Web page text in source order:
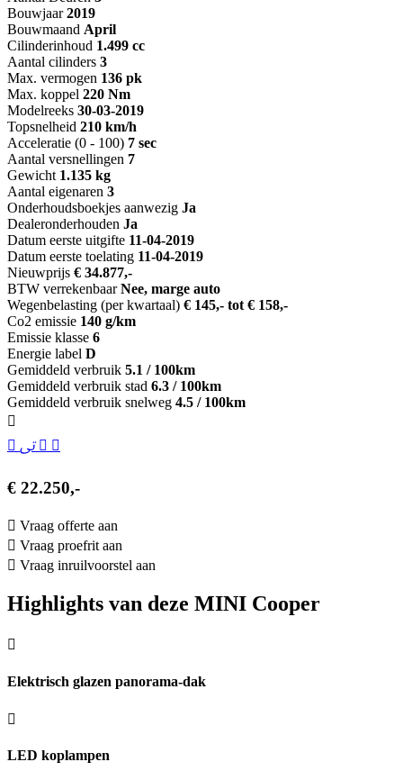
Bouwjaar 2019
Bouwmaand April
Cilinderinhoud 1.499 cc
Aantal cilinders 3
Max. vermogen 136 pk
Max. koppel 220 Nm
Modelreeks 30-03-2019
Topsnelheid 210 km/h
Acceleratie (0 - 100) 7 sec
Aantal versnellingen 7
Gewicht 1.135 kg
Aantal eigenaren 3
Onderhoudsboekjes aanwezig Ja
Dealeronderhouden Ja
Datum eerste uitgifte 11-04-2019
Datum eerste toelating 11-04-2019
Nieuwprijs € 34.877,-
BTW verrekenbaar Nee, marge auto
Wegenbelasting (per kwartaal) € 145,- tot € 158,-
Co2 emissie 140 g/km
Emissie klasse 6
Energie label D
Gemiddeld verbruik 5.1 / 100km
Gemiddeld verbruik stad 6.3 / 100km
Gemiddeld verbruik snelweg 4.5 / 100km
€ 22.250,-
Vraag offerte aan
Vraag proefrit aan
Vraag inruilvoorstel aan
Highlights van deze MINI Cooper
Elektrisch glazen panorama-dak
LED koplampen